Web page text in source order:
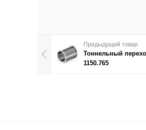
Предыдущий товар
Тоннельный
1150.765